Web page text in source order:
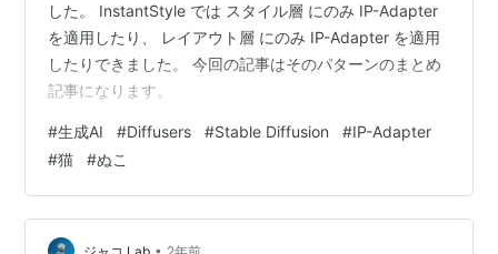
した。 InstantStyle では スタイル層 にのみ IP-Adapter
を適用したり、 レイアウト層 にのみ IP-Adapter を適用
したりできました。 今回の記事はそのパターンのまとめ
記事になります。
#生成AI #Diffusers #Stable Diffusion #IP-Adapter
#猫 #ぬこ
•